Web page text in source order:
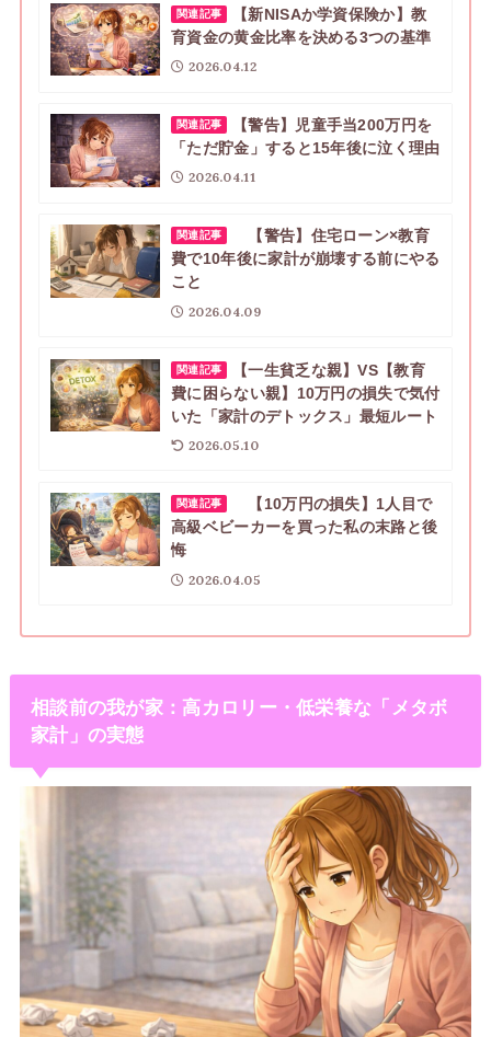
関連記事
【新NISAか学資保険か】教
育資金の黄金比率を決める3つの基準
2026.04.12
関連記事
【警告】児童手当200万円を
「ただ貯金」すると15年後に泣く理由
2026.04.11
関連記事
【警告】住宅ローン×教育
費で10年後に家計が崩壊する前にやる
こと
2026.04.09
関連記事
【一生貧乏な親】VS【教育
費に困らない親】10万円の損失で気付
いた「家計のデトックス」最短ルート
2026.05.10
関連記事
【10万円の損失】1人目で
高級ベビーカーを買った私の末路と後
悔
2026.04.05
相談前の我が家：高カロリー・低栄養な「メタボ
家計」の実態